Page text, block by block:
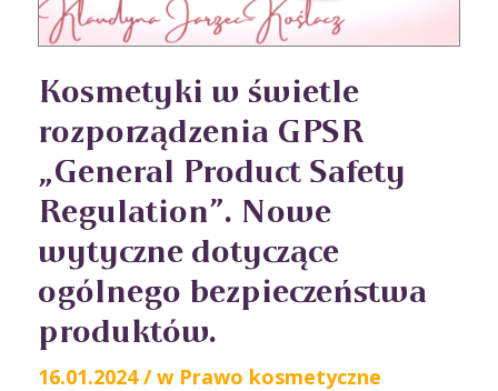
Kosmetyki w świetle
rozporządzenia GPSR
„General Product Safety
Regulation”. Nowe
wytyczne dotyczące
ogólnego bezpieczeństwa
produktów.
16.01.2024 / w Prawo kosmetyczne